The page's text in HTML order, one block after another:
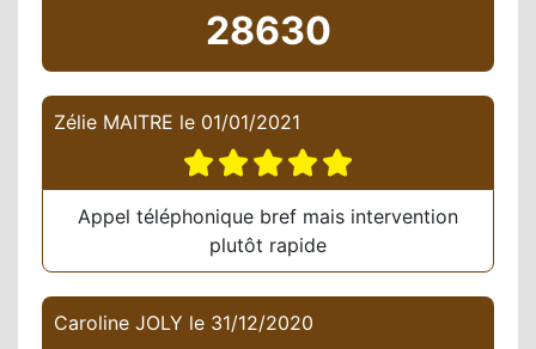
28630
Zélie MAITRE le 01/01/2021
Appel téléphonique bref mais intervention
plutôt rapide
Caroline JOLY le 31/12/2020